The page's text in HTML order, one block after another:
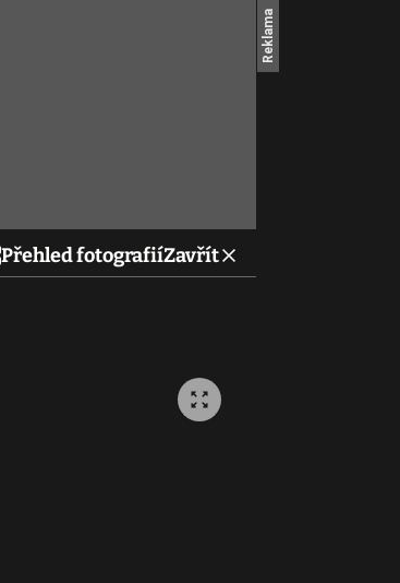
Přehled fotografiíZavřít